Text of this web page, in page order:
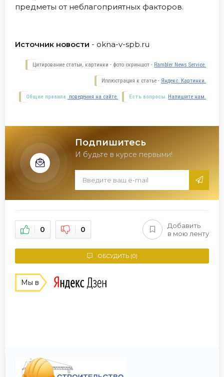
предметы от неблагоприятных факторов.
Источник новости - okna-v-spb.ru
Цитирование статьи, картинки - фото скриншот - Rambler News Service.
Иллюстрация к статье - Яндекс. Картинки.
Есть вопросы. Напишите нам.
Общие правила поведения на сайте.
Подпишитесь
И будьте в курсе первыми!
0 0
Добавить
в мою ленту
ОБСУДИТЬ (0)
Мы в